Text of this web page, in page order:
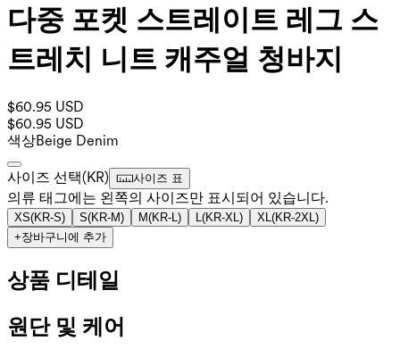
다중 포켓 스트레이트 레그 스
트레치 니트 캐주얼 청바지
$60.95 USD
$60.95 USD
색상Beige Denim
사이즈 선택(KR) 사이즈 표
의류 태그에는 왼쪽의 사이즈만 표시되어 있습니다.
XS(KR-S) S(KR-M) M(KR-L) L(KR-XL) XL(KR-2XL)
+장바구니에 추가
상품 디테일
원단 및 케어